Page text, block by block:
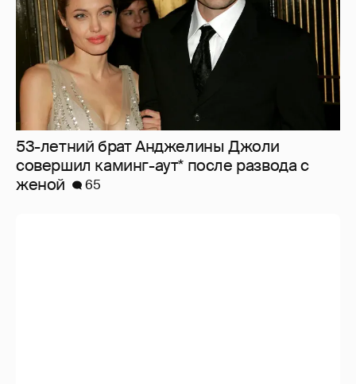
53-летний брат Анджелины Джоли
совершил каминг-аут* после развода с
женой
65